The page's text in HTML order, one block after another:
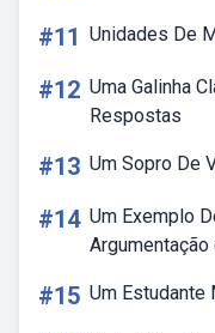
#11 Unidades De
#12 Uma Galinha
Respostas
#13 Um Sopro De
#14 Um Exemplo
Argumentação
#15 Um Estudante